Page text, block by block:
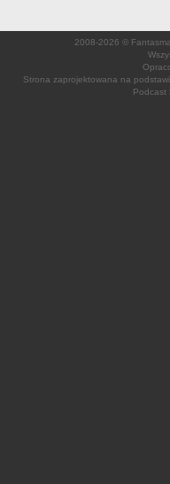
2008-2026 ©
Strona zaprojektowana na
Podcast